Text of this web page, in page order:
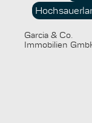
Garcia & Co.
Immobilien